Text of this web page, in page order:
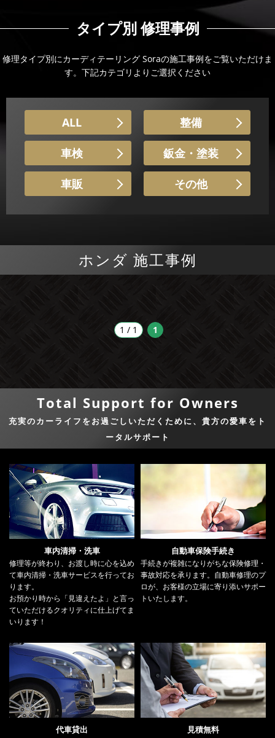
タイプ別 修理事例
修理タイプ別にカーディテーリング Soraの施工事例をご覧いただけま
す。下記カテゴリよりご選択ください
ALL 整備
車検 鈑金・塗装
車販 その他
ホンダ 施工事例
1 / 1 1
Total Support for Owners
充実のカーライフをお過ごしいただくために、貴方の愛車をト
ータルサポート
車内清掃・洗車
修理等が終わり、お渡し時に心を込め
て車内清掃・洗車サービスを行ってお
ります。
お預かり時から「見違えたよ」と言っ
ていただけるクオリティに仕上げてま
いります！
自動車保険手続き
手続きが複雑になりがちな保険修理・
事故対応を承ります。自動車修理のプ
ロが、お客様の立場に寄り添いサポー
トいたします。
代車貸出 見積無料